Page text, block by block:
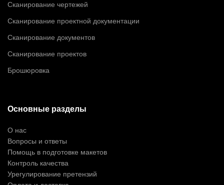
Сканирование чертежей
Сканирование проектной документации
Сканирование документов
Сканирование проектов
Брошюровка
Основные разделы
О нас
Вопросы и ответы
Помощь в подготовке макетов
Контроль качества
Урегулирование претензий